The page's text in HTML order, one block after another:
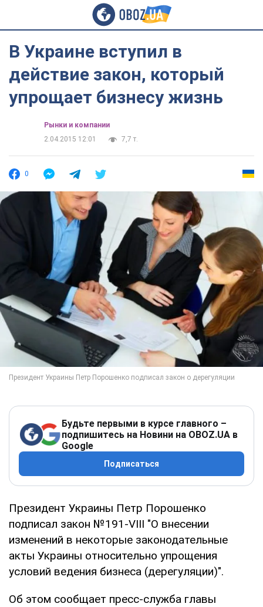
В Украине вступил в
действие закон, который
упрощает бизнесу жизнь
Рынки и компании
2.04.2015 12:01
7,7 т.
0
Будьте первыми в курсе главного –
подпишитесь на Новини на OBOZ.UA в
Google
Подписаться
Президент Украины Петр Порошенко
подписал закон №191-VIII "О внесении
изменений в некоторые законодательные
акты Украины относительно упрощения
условий ведения бизнеса (дерегуляции)".
Об этом сообщает пресс-служба главы